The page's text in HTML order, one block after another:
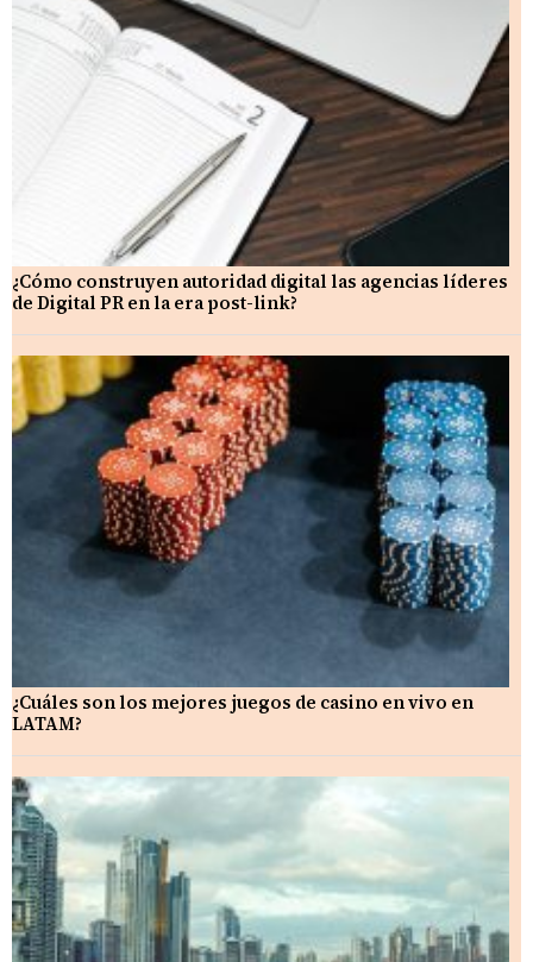
¿Cómo construyen autoridad digital las agencias líderes
de Digital PR en la era post-link?
¿Cuáles son los mejores juegos de casino en vivo en
LATAM?